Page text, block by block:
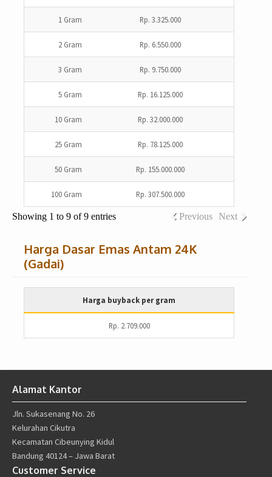
1 Gram Rp. 3.325.000
2 Gram Rp. 6.550.000
3 Gram Rp. 9.750.000
5 Gram Rp. 16.125.000
10 Gram Rp. 32.000.000
25 Gram Rp. 78.125.000
50 Gram Rp. 155.000.000
100 Gram Rp. 307.500.000
Showing 1 to 9 of 9 entries Previous Next
Harga Dasar Emas Antam 24K
(Gadai)
Harga buyback per gram
Rp. 2.709.000
Alamat Kantor
Jln. Sukasenang No. 26
Kelurahan Cikutra
Kecamatan Cibeunying Kidul
Bandung 40124 – Jawa Barat
Customer Service